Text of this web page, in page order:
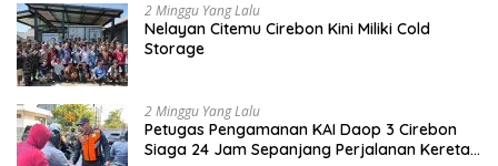
2 Minggu Yang Lalu
Nelayan Citemu Cirebon Kini Miliki Cold
Storage
2 Minggu Yang Lalu
Petugas Pengamanan KAI Daop 3 Cirebon
Siaga 24 Jam Sepanjang Perjalanan Kereta